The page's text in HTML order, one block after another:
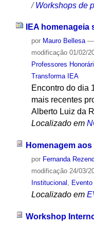
/Workshops de
IEA
por Mauro Bellesa —
modificação01/02/
Professores
Transforma IEA
Encontro do dia
mais recentes
Alberto Luiz da
Localizado em
Homenagem
por Fernanda
modificação24/03/
Institucional ,
Localizado em
Workshop